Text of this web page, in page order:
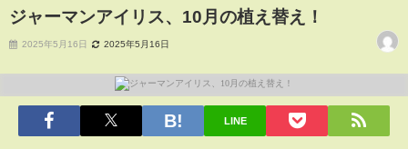
ジャーマンアイリス、10月の植え替え！
2025年5月16日 2025年5月16日
LINE